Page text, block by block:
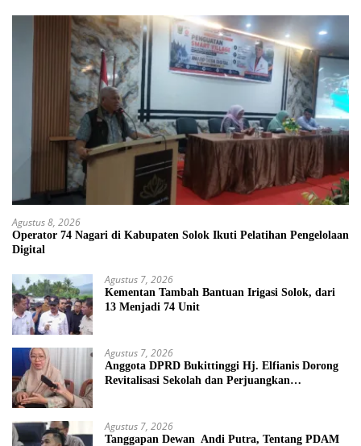
Agustus 8, 2026
Operator 74 Nagari di Kabupaten Solok Ikuti Pelatihan Pengelolaan
Digital
Agustus 7, 2026
Kementan Tambah Bantuan Irigasi Solok, dari
13 Menjadi 74 Unit
Agustus 7, 2026
Anggota DPRD Bukittinggi Hj. Elfianis Dorong
Revitalisasi Sekolah dan Perjuangkan
Agustus 7, 2026
Tanggapan Dewan Andi Putra, Tentang PDAM